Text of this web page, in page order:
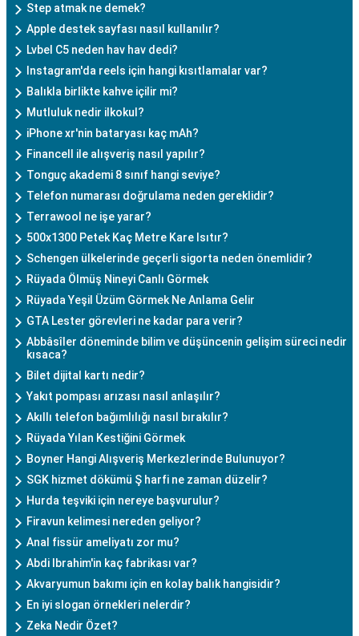
Step atmak ne demek?
Apple destek sayfası nasıl kullanılır?
Lvbel C5 neden hav hav dedi?
Instagram'da reels için hangi kısıtlamalar var?
Balıkla birlikte kahve içilir mi?
Mutluluk nedir ilkokul?
iPhone xr'nin bataryası kaç mAh?
Financell ile alışveriş nasıl yapılır?
Tonguç akademi 8 sınıf hangi seviye?
Telefon numarası doğrulama neden gereklidir?
Terrawool ne işe yarar?
500x1300 Petek Kaç Metre Kare Isıtır?
Schengen ülkelerinde geçerli sigorta neden önemlidir?
Rüyada Ölmüş Nineyi Canlı Görmek
Rüyada Yeşil Üzüm Görmek Ne Anlama Gelir
GTA Lester görevleri ne kadar para verir?
Abbâsîler döneminde bilim ve düşüncenin gelişim süreci nedir
kısaca?
Bilet dijital kartı nedir?
Yakıt pompası arızası nasıl anlaşılır?
Akıllı telefon bağımlılığı nasıl bırakılır?
Rüyada Yılan Kestiğini Görmek
Boyner Hangi Alışveriş Merkezlerinde Bulunuyor?
SGK hizmet dökümü Ş harfi ne zaman düzelir?
Hurda teşviki için nereye başvurulur?
Firavun kelimesi nereden geliyor?
Anal fissür ameliyatı zor mu?
Abdi Ibrahim'in kaç fabrikası var?
Akvaryumun bakımı için en kolay balık hangisidir?
En iyi slogan örnekleri nelerdir?
Zeka Nedir Özet?